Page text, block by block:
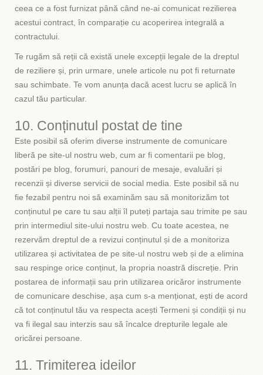
ceea ce a fost furnizat până când ne-ai comunicat rezilierea
acestui contract, în comparație cu acoperirea integrală a
contractului.
Te rugăm să reții că există unele excepții legale de la dreptul
de reziliere și, prin urmare, unele articole nu pot fi returnate
sau schimbate. Te vom anunța dacă acest lucru se aplică în
cazul tău particular.
10. Conținutul postat de tine
Este posibil să oferim diverse instrumente de comunicare
liberă pe site-ul nostru web, cum ar fi comentarii pe blog,
postări pe blog, forumuri, panouri de mesaje, evaluări și
recenzii și diverse servicii de social media. Este posibil să nu
fie fezabil pentru noi să examinăm sau să monitorizăm tot
conținutul pe care tu sau alții îl puteți partaja sau trimite pe sau
prin intermediul site-ului nostru web. Cu toate acestea, ne
rezervăm dreptul de a revizui conținutul și de a monitoriza
utilizarea și activitatea de pe site-ul nostru web și de a elimina
sau respinge orice conținut, la propria noastră discreție. Prin
postarea de informații sau prin utilizarea oricăror instrumente
de comunicare deschise, așa cum s-a menționat, ești de acord
că tot conținutul tău va respecta acești Termeni și condiții și nu
va fi ilegal sau interzis sau să încalce drepturile legale ale
oricărei persoane.
11. Trimiterea ideilor